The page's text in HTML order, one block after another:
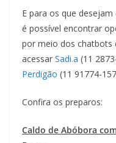
E para os que
é possível encontrar
por meio dos chatbots
acessar Sadi.a (11
Perdigão (11 91774-
Confira os preparos:
Caldo de Abóbora